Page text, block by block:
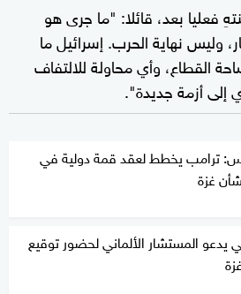
فعليا بعد، قائلا: "ما جرى هو
وليس نهاية الحرب. إسرائيل ما
من مساحة القطاع، وأي محاولة للالتفاف
إلى أزمة جديدة".
ترامب يخطط لعقد قمة دولية في
غزة
يدعو المستشار الألماني لحضور توقيع